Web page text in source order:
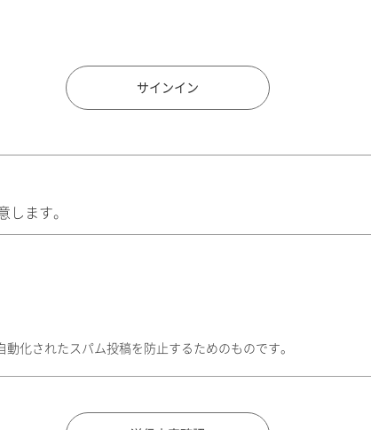
住所検索
サインイン
します。
化されたスパム投稿を防止するためのものです。